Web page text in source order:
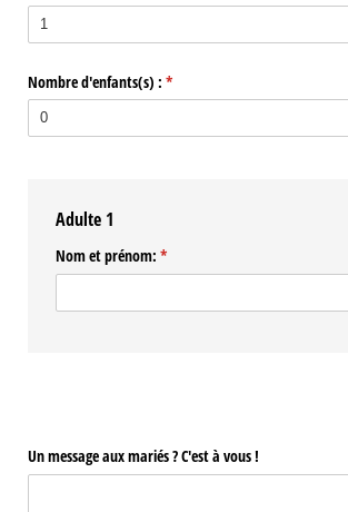
Nombre d'enfants(s) : *
(requis)
Adulte 1
Nom et prénom: *
(requis)
Un message aux mariés ? C'est à vous !